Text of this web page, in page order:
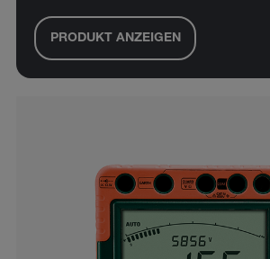
PRODUKT ANZEIGEN